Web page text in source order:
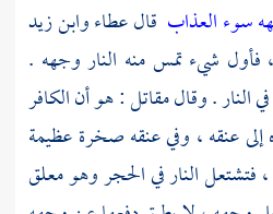
سوء العذاب قالعطاءوابن زيد
فأول شيء تمس منه النار وجهه .
النار . وقالمقاتل: هو أن الكافر
إلى عنقه ، وفي عنقه صخرة عظيمة
فتشتعل النار في الحجر وهو معلق